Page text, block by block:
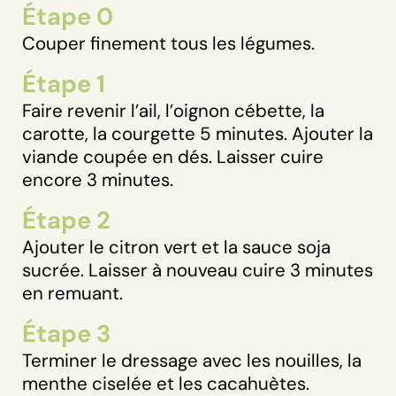
Étape 0
Couper finement tous les légumes.
Étape 1
Faire revenir l’ail, l’oignon cébette, la
carotte, la courgette 5 minutes. Ajouter la
viande coupée en dés. Laisser cuire
encore 3 minutes.
Étape 2
Ajouter le citron vert et la sauce soja
sucrée. Laisser à nouveau cuire 3 minutes
en remuant.
Étape 3
Terminer le dressage avec les nouilles, la
menthe ciselée et les cacahuètes.